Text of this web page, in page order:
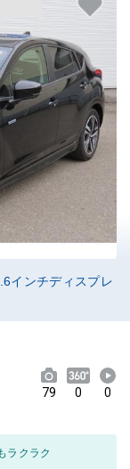
インチディスプレ
79 0 0
ラクラク